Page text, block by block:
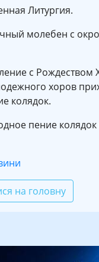
Литургия.
молебен с
с Рождеством
хоров
колядок.
пение
на головну